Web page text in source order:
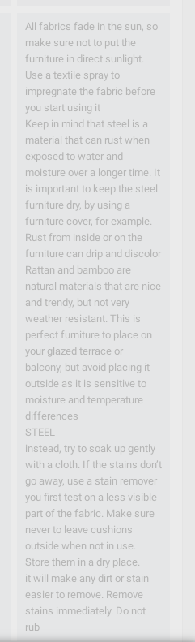
All fabrics fade in the sun, so
make sure not to put the
furniture in direct sunlight.
Use a textile spray to
impregnate the fabric before
you start using it
Keep in mind that steel is a
material that can rust when
exposed to water and
moisture over a longer time. It
is important to keep the steel
furniture dry, by using a
furniture cover, for example.
Rust from inside or on the
furniture can drip and discolor
Rattan and bamboo are
natural materials that are nice
and trendy, but not very
weather resistant. This is
perfect furniture to place on
your glazed terrace or
balcony, but avoid placing it
outside as it is sensitive to
moisture and temperature
differences
STEEL
instead, try to soak up gently
with a cloth. If the stains don’t
go away, use a stain remover
you first test on a less visible
part of the fabric. Make sure
never to leave cushions
outside when not in use.
Store them in a dry place.
it will make any dirt or stain
easier to remove. Remove
stains immediately. Do not
rub